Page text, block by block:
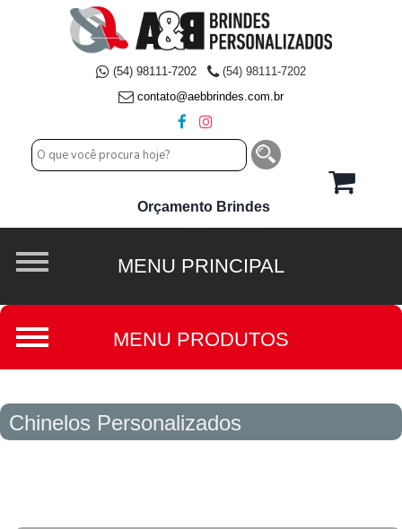
(54) 98111-7202
(54) 98111-7202
contato@aebbrindes.com.br
Orçamento Brindes
Chinelos Personalizados